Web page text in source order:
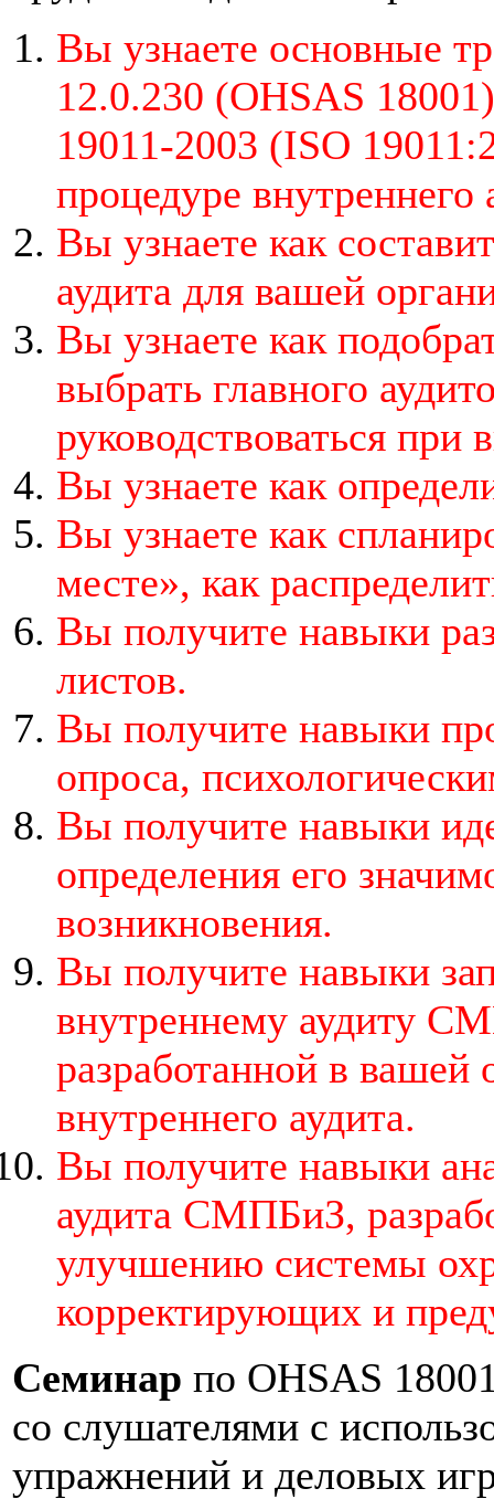
Вы узнаете основные
12.0.230 (OHSAS
19011-2003 (ISO
процедуре
Вы узнаете как
аудита для вашей
Вы узнаете как
выбрать главного
руководствоваться при
Вы узнаете как
Вы узнаете как
месте», как
Вы получите навыки
листов.
Вы получите навыки
опроса,
Вы получите навыки
определения его
возникновения.
Вы получите навыки
внутреннему аудиту
разработанной в вашей
внутреннего аудита.
Вы получите навыки
аудита СМПБиЗ,
улучшению системы
корректирующих и
Семинар по OHSAS
со слушателями с
упражнений и деловых